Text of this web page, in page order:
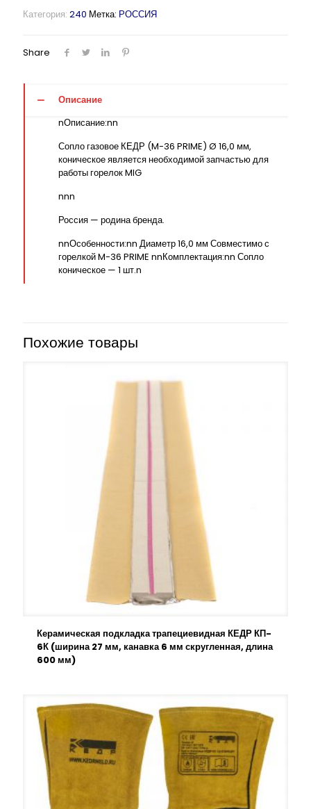
Категория: 240 Метка: РОССИЯ
Share
Описание
nОписание:nn
Сопло газовое КЕДР (M-36 PRIME) Ø 16,0 мм,
коническое является необходимой запчастью для
работы горелок MIG
nnn
Россия — родина бренда.
nnОсобенности:nn Диаметр 16,0 мм Совместимо с
горелкой M-36 PRIME nnКомплектация:nn Сопло
коническое — 1 шт.n
Похожие товары
Керамическая подкладка трапециевидная КЕДР КП-
6К (ширина 27 мм, канавка 6 мм скругленная, длина
600 мм)